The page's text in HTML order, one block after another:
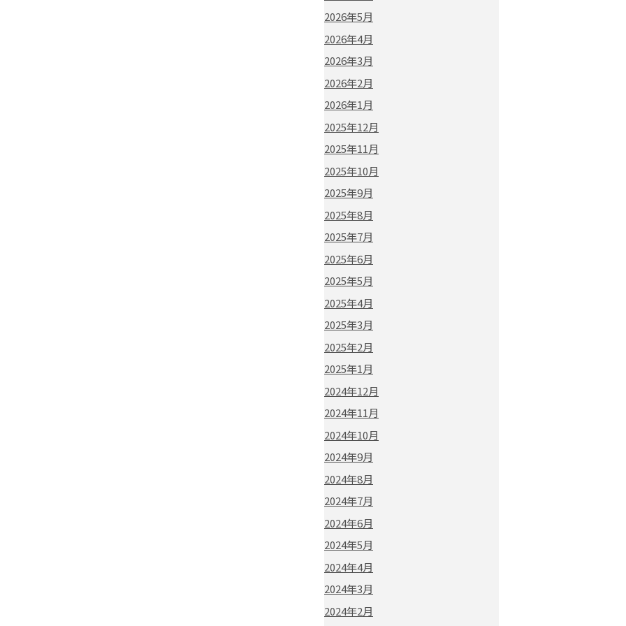
2026年5月
2026年4月
2026年3月
2026年2月
2026年1月
2025年12月
2025年11月
2025年10月
2025年9月
2025年8月
2025年7月
2025年6月
2025年5月
2025年4月
2025年3月
2025年2月
2025年1月
2024年12月
2024年11月
2024年10月
2024年9月
2024年8月
2024年7月
2024年6月
2024年5月
2024年4月
2024年3月
2024年2月